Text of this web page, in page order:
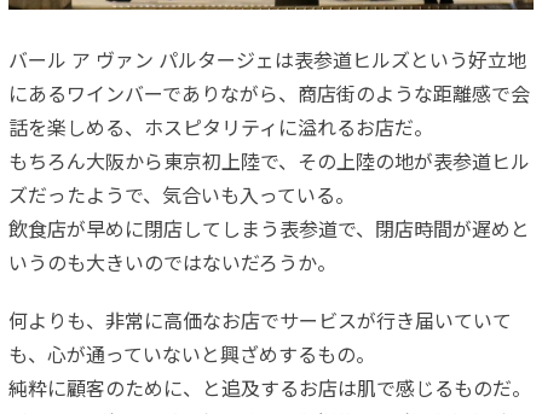
バール ア ヴァン パルタージェは表参道ヒルズという好立地
にあるワインバーでありながら、商店街のような距離感で会
話を楽しめる、ホスピタリティに溢れるお店だ。
もちろん大阪から東京初上陸で、その上陸の地が表参道ヒル
ズだったようで、気合いも入っている。
飲食店が早めに閉店してしまう表参道で、閉店時間が遅めと
いうのも大きいのではないだろうか。
何よりも、非常に高価なお店でサービスが行き届いていて
も、心が通っていないと興ざめするもの。
純粋に顧客のために、と追及するお店は肌で感じるものだ。